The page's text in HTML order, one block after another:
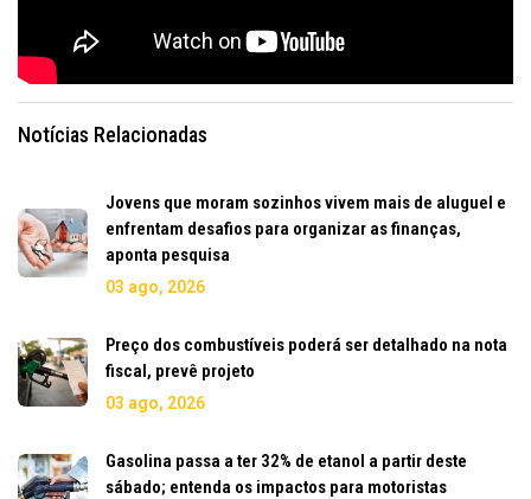
Notícias Relacionadas
Jovens que moram sozinhos vivem mais de aluguel e
enfrentam desafios para organizar as finanças,
aponta pesquisa
03 ago, 2026
Preço dos combustíveis poderá ser detalhado na nota
fiscal, prevê projeto
03 ago, 2026
Gasolina passa a ter 32% de etanol a partir deste
sábado; entenda os impactos para motoristas